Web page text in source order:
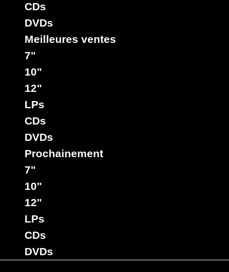
CDs
DVDs
Meilleures ventes
7"
10"
12"
LPs
CDs
DVDs
Prochainement
7"
10"
12"
LPs
CDs
DVDs